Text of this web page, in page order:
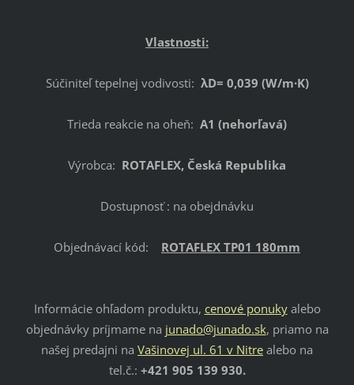
Vlastnosti:
Súčiniteľ tepelnej vodivosti: λD= 0,039 (W/m·K)
Trieda reakcie na oheň: A1 (nehorľavá)
Výrobca: ROTAFLEX, Česká Republika
Dostupnosť : na obejdnávku
Objednávací kód: ROTAFLEX TP01 180mm
Informácie ohľadom produktu, cenové ponukyalebo
objednávky príjmame na junado@junado.sk, priamo na
našej predajni na Vašinovej ul. 61 v Nitre alebo na
tel.č.: +421 905 139 930.